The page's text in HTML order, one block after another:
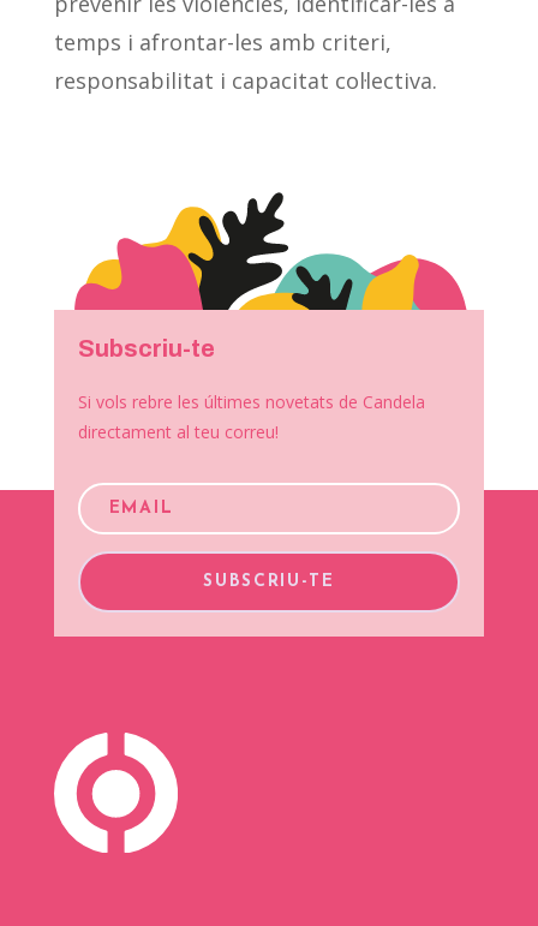
temps i afrontar-les amb criteri,
responsabilitat i capacitat col·lectiva.
Subscriu-te
Si vols rebre les últimes novetats de Candela
directament al teu correu!
SUBSCRIU-TE